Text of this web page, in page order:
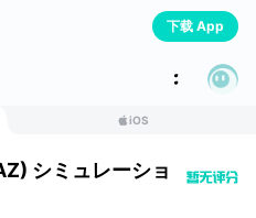
下载 App
iOS
シミュレーションRPG